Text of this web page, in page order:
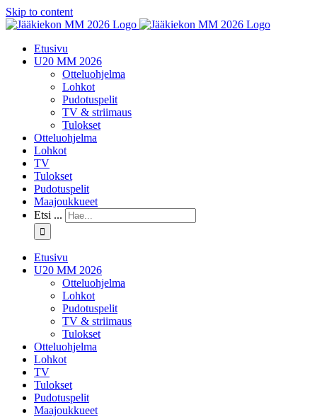
Skip to content
Etusivu
U20 MM 2026
Otteluohjelma
Lohkot
Pudotuspelit
TV & striimaus
Tulokset
Otteluohjelma
Lohkot
TV
Tulokset
Pudotuspelit
Maajoukkueet
Etsi ...
Etusivu
U20 MM 2026
Otteluohjelma
Lohkot
Pudotuspelit
TV & striimaus
Tulokset
Otteluohjelma
Lohkot
TV
Tulokset
Pudotuspelit
Maajoukkueet